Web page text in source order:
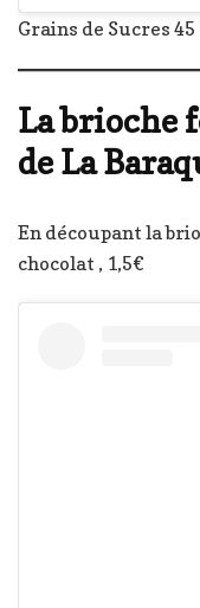
Grains de Sucres
La brioche
de La
En découpant la
chocolat , 1,5€